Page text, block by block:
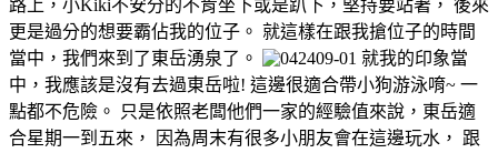
路上，小Kiki不安分的不肯坐下或是趴下，堅持要站著， 後來
更是過分的想要霸佔我的位子。 就這樣在跟我搶位子的時間
當中，我們來到了東岳湧泉了。
就我的印象當
中，我應該是沒有去過東岳啦! 這邊很適合帶小狗游泳唷~ 一
點都不危險。 只是依照老闆他們一家的經驗值來說，東岳適
合星期一到五來， 因為周末有很多小朋友會在這邊玩水， 跟